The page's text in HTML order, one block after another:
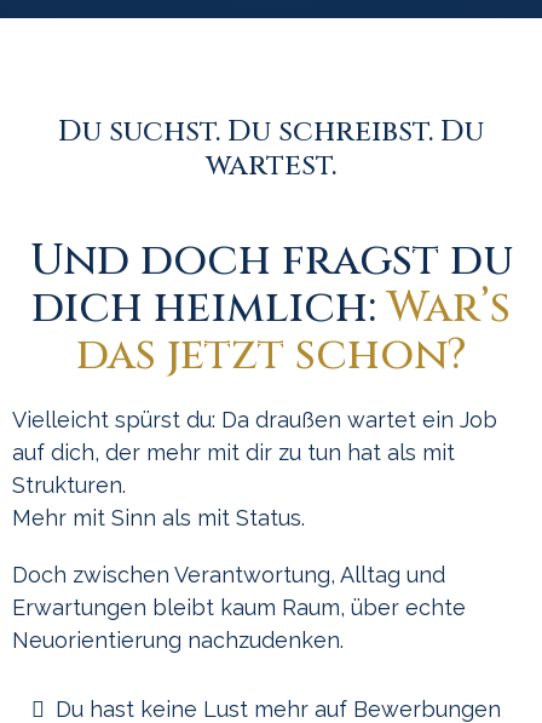
Du suchst. Du schreibst. Du
wartest.
Und doch fragst du
dich heimlich:War’s
das jetzt schon?
Vielleicht spürst du: Da draußen wartet ein Job
auf dich, der mehr mit dir zu tun hat als mit
Strukturen.
Mehr mit Sinn als mit Status.
Doch zwischen Verantwortung, Alltag und
Erwartungen bleibt kaum Raum, über echte
Neuorientierung nachzudenken.
Du hast keine Lust mehr auf Bewerbungen